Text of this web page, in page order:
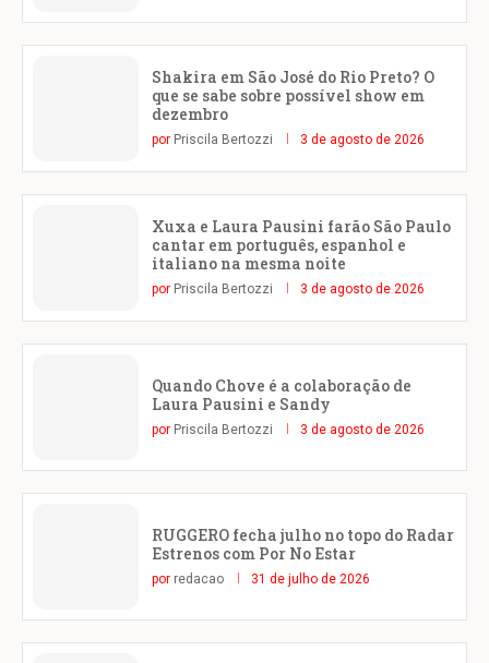
Shakira em São José do Rio Preto? O
que se sabe sobre possível show em
dezembro
por Priscila Bertozzi 3 de agosto de 2026
Xuxa e Laura Pausini farão São Paulo
cantar em português, espanhol e
italiano na mesma noite
por Priscila Bertozzi 3 de agosto de 2026
Quando Chove é a colaboração de
Laura Pausini e Sandy
por Priscila Bertozzi 3 de agosto de 2026
RUGGERO fecha julho no topo do Radar
Estrenos com Por No Estar
por redacao 31 de julho de 2026